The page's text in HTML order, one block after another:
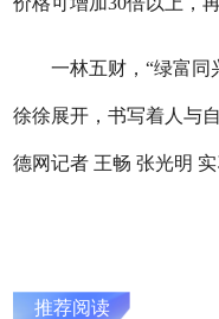
一林五财，“绿富同
徐徐展开，书写着人与
德网记者 王畅 张光明 实
推荐阅读